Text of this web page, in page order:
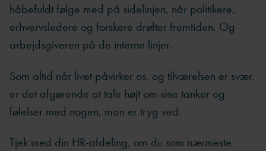
håbefuldt følge med på sidelinjen, når politikere,
erhvervsledere og forskere drøfter fremtiden. Og
arbejdsgiveren på de interne linjer.
Som altid når livet påvirker os, og tilværelsen er svær,
er det afgørende at tale højt om sine tanker og
følelser med nogen, man er tryg ved.
Tjek med din HR-afdeling, om du som nærmeste